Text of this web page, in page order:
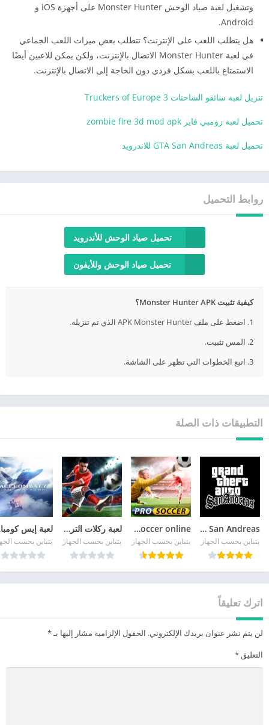
وتشغيل لعبة صياد الوحش Monster Hunter على أجهزة iOS و
Android.
هل يتطلب اللعب على الإنترنت؟ تتطلب بعض ميزات اللعب الجماعي
في لعبة Monster Hunter الاتصال بالإنترنت، ولكن يمكن للاعبين أيضًا
الاستمتاع باللعب بشكل فردي دون الحاجة إلى الاتصال بالإنترنت.
تنزيل لعبه سائقو الشاحنات Truckers of Europe 3
تحميل لعبه زومبي فاير zombie fire 3d mod apk
تحميل لعبة GTA San Andreas للاندرويد
روابط التحميل
تحميل صياد الوحش للأندرويد
تحميل صياد الوحش وللأيفون
كيفية تثبيت Monster Hunter APK؟
1. اضغط على ملف APK Monster Hunter الذي تم تنزيله.
2. المس تثبيت.
3. اتبع الخطوات التي تظهر على الشاشة.
التطبيقات ذات الصلة
GTA San Andreas
يتباين بحسب الجهاز
pro soccer online مهكرة
يتباين بحسب الجهاز
لعبة ركلات الترجيح
يتباين بحسب الجهاز يتباين بحسب
اترك تعليقاً
لن يتم نشر عنوان بريدك الإلكتروني. الحقول الإلزامية مشار إليها بـ*
التعليق *